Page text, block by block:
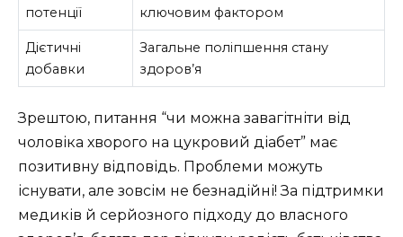
потенції
ключовим фактором
Дієтичні
добавки
Загальне поліпшення стану
здоров’я
Зрештою, питання “чи можна завагітніти від
чоловіка хворого на цукровий діабет” має
позитивну відповідь. Проблеми можуть
існувати, але зовсім не безнадійні! За підтримки
медиків й серйозного підходу до власного